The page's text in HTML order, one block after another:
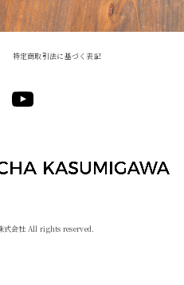
特定商取引法に基づく表記
式会社 All rights reserved.